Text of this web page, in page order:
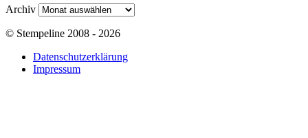
Archiv
© Stempeline 2008 - 2026
Datenschutzerklärung
Impressum